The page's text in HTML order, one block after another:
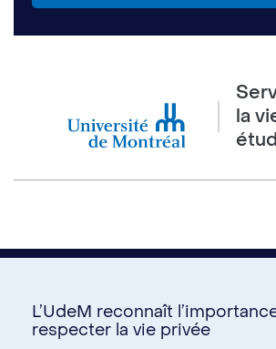
la
Nous joindre
L’UdeM reconnaît
respecter la vie privée